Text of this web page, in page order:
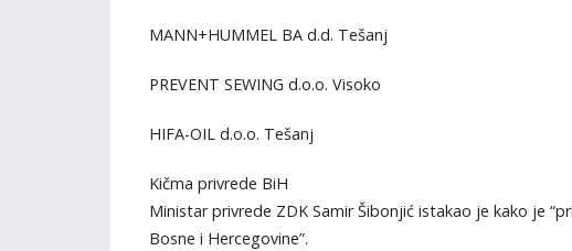
MANN+HUMMEL BA d.d. Tešanj
PREVENT SEWING d.o.o. Visoko
HIFA-OIL d.o.o. Tešanj
Kičma privrede BiH
Ministar privrede ZDK Samir Šibonjić istakao je kako je
Bosne i Hercegovine”.